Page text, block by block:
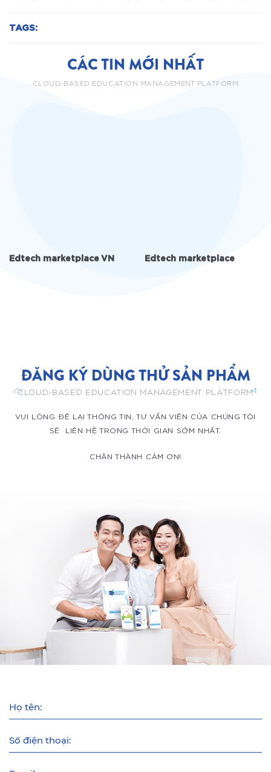
TAGS:
CÁC TIN MỚI NHẤT
CLOUD-BASED EDUCATION MANAGEMENT PLATFORM
Edtech marketplace VN Edtech marketplace
ĐĂNG KÝ DÙNG THỬ SẢN PHẨM
CLOUD-BASED EDUCATION MANAGEMENT PLATFORM
VUI LÒNG ĐÊ LẠI THÔNG TIN, TƯ VẤN VIÊN CỦA CHÚNG TÔI
SẼ LIÊN HỆ TRONG THỜI GIAN SỚM NHẤT.
CHÂN THÀNH CẢM ƠN!
Họ tên:
Số điện thoại: